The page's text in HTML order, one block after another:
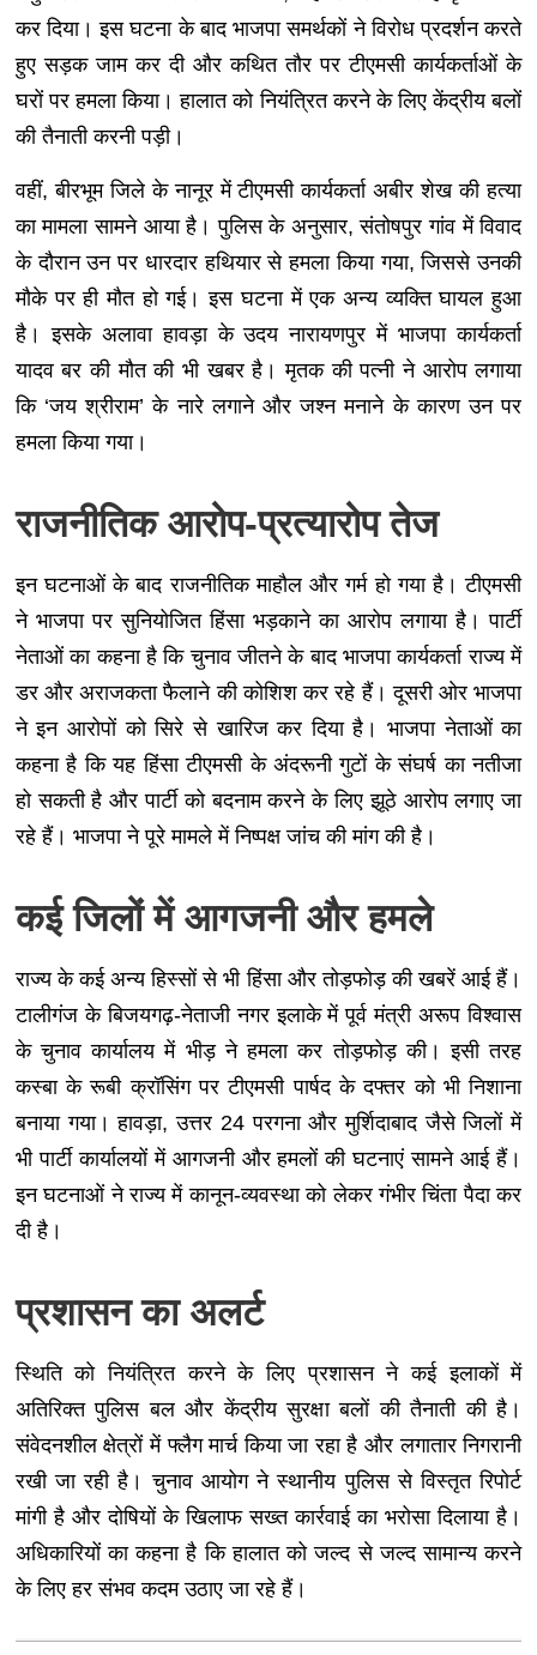
कर दिया। इस घटना के बाद भाजपा समर्थकों ने विरोध प्रदर्शन करते
हुए सड़क जाम कर दी और कथित तौर पर टीएमसी कार्यकर्ताओं के
घरों पर हमला किया। हालात को नियंत्रित करने के लिए केंद्रीय बलों
की तैनाती करनी पड़ी।
वहीं, बीरभूम जिले के नानूर में टीएमसी कार्यकर्ता अबीर शेख की हत्या
का मामला सामने आया है। पुलिस के अनुसार, संतोषपुर गांव में विवाद
के दौरान उन पर धारदार हथियार से हमला किया गया, जिससे उनकी
मौके पर ही मौत हो गई। इस घटना में एक अन्य व्यक्ति घायल हुआ
है। इसके अलावा हावड़ा के उदय नारायणपुर में भाजपा कार्यकर्ता
यादव बर की मौत की भी खबर है। मृतक की पत्नी ने आरोप लगाया
कि ‘जय श्रीराम’ के नारे लगाने और जश्न मनाने के कारण उन पर
हमला किया गया।
राजनीतिक आरोप-प्रत्यारोप तेज
इन घटनाओं के बाद राजनीतिक माहौल और गर्म हो गया है। टीएमसी
ने भाजपा पर सुनियोजित हिंसा भड़काने का आरोप लगाया है। पार्टी
नेताओं का कहना है कि चुनाव जीतने के बाद भाजपा कार्यकर्ता राज्य में
डर और अराजकता फैलाने की कोशिश कर रहे हैं। दूसरी ओर भाजपा
ने इन आरोपों को सिरे से खारिज कर दिया है। भाजपा नेताओं का
कहना है कि यह हिंसा टीएमसी के अंदरूनी गुटों के संघर्ष का नतीजा
हो सकती है और पार्टी को बदनाम करने के लिए झूठे आरोप लगाए जा
रहे हैं। भाजपा ने पूरे मामले में निष्पक्ष जांच की मांग की है।
कई जिलों में आगजनी और हमले
राज्य के कई अन्य हिस्सों से भी हिंसा और तोड़फोड़ की खबरें आई हैं।
टालीगंज के बिजयगढ़-नेताजी नगर इलाके में पूर्व मंत्री अरूप विश्वास
के चुनाव कार्यालय में भीड़ ने हमला कर तोड़फोड़ की। इसी तरह
कस्बा के रूबी क्रॉसिंग पर टीएमसी पार्षद के दफ्तर को भी निशाना
बनाया गया। हावड़ा, उत्तर 24 परगना और मुर्शिदाबाद जैसे जिलों में
भी पार्टी कार्यालयों में आगजनी और हमलों की घटनाएं सामने आई हैं।
इन घटनाओं ने राज्य में कानून-व्यवस्था को लेकर गंभीर चिंता पैदा कर
दी है।
प्रशासन का अलर्ट
स्थिति को नियंत्रित करने के लिए प्रशासन ने कई इलाकों में
अतिरिक्त पुलिस बल और केंद्रीय सुरक्षा बलों की तैनाती की है।
संवेदनशील क्षेत्रों में फ्लैग मार्च किया जा रहा है और लगातार निगरानी
रखी जा रही है। चुनाव आयोग ने स्थानीय पुलिस से विस्तृत रिपोर्ट
मांगी है और दोषियों के खिलाफ सख्त कार्रवाई का भरोसा दिलाया है।
अधिकारियों का कहना है कि हालात को जल्द से जल्द सामान्य करने
के लिए हर संभव कदम उठाए जा रहे हैं।